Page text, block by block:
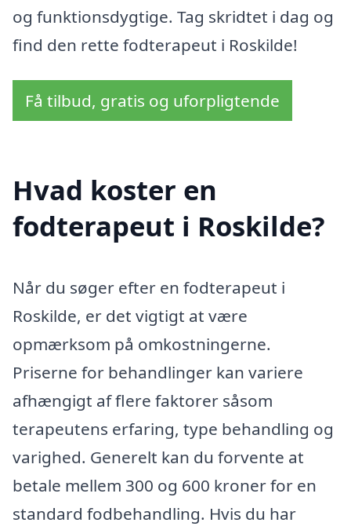
og funktionsdygtige. Tag skridtet i dag og
find den rette fodterapeut i Roskilde!
Få tilbud, gratis og uforpligtende
Hvad koster en
fodterapeut i Roskilde?
Når du søger efter en fodterapeut i
Roskilde, er det vigtigt at være
opmærksom på omkostningerne.
Priserne for behandlinger kan variere
afhængigt af flere faktorer såsom
terapeutens erfaring, type behandling og
varighed. Generelt kan du forvente at
betale mellem 300 og 600 kroner for en
standard fodbehandling. Hvis du har